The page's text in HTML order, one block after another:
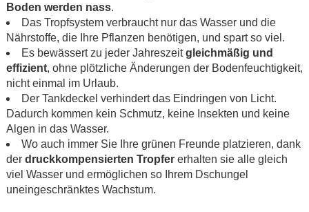
Boden werden nass.
Das Tropfsystem verbraucht nur das Wasser und die
Nährstoffe, die Ihre Pflanzen benötigen, und spart so viel.
Es bewässert zu jeder Jahreszeitgleichmäßig und
effizient, ohne plötzliche Änderungen der Bodenfeuchtigkeit,
nicht einmal im Urlaub.
Der Tankdeckel verhindert das Eindringen von Licht.
Dadurch kommen kein Schmutz, keine Insekten und keine
Algen in das Wasser.
Wo auch immer Sie Ihre grünen Freunde platzieren, dank
der druckkompensierten Tropfer erhalten sie alle gleich
viel Wasser und ermöglichen so Ihrem Dschungel
uneingeschränktes Wachstum.